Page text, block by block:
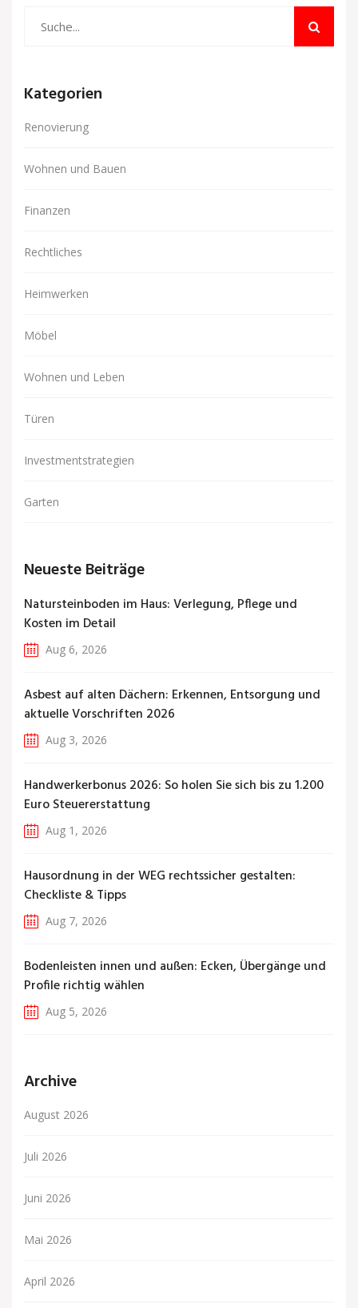
Kategorien
Renovierung
Wohnen und Bauen
Finanzen
Rechtliches
Heimwerken
Möbel
Wohnen und Leben
Türen
Investmentstrategien
Garten
Neueste Beiträge
Natursteinboden im Haus: Verlegung, Pflege und
Kosten im Detail
Aug 6, 2026
Asbest auf alten Dächern: Erkennen, Entsorgung und
aktuelle Vorschriften 2026
Aug 3, 2026
Handwerkerbonus 2026: So holen Sie sich bis zu 1.200
Euro Steuererstattung
Aug 1, 2026
Hausordnung in der WEG rechtssicher gestalten:
Checkliste & Tipps
Aug 7, 2026
Bodenleisten innen und außen: Ecken, Übergänge und
Profile richtig wählen
Aug 5, 2026
Archive
August 2026
Juli 2026
Juni 2026
Mai 2026
April 2026